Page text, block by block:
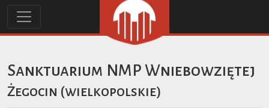
Sanktuarium NMP Wniebowziętej
Żegocin (wielkopolskie)